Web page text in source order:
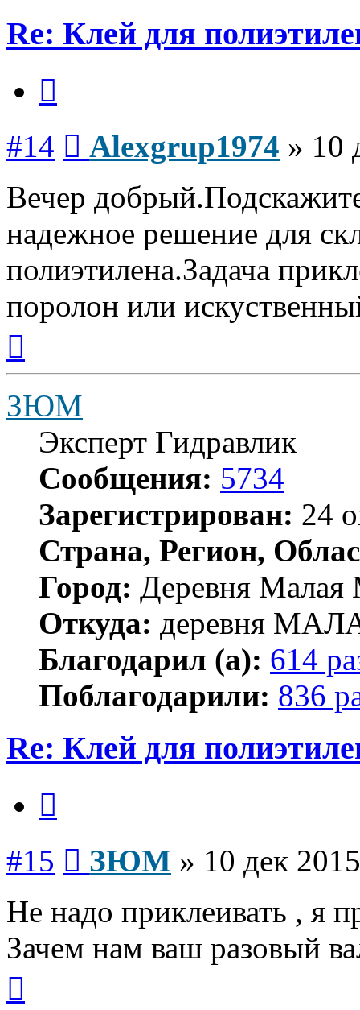
Re: Клей для
#14 Alexgrup1974 » 10
Вечер
надежное решение для
полиэтилена.Задача
поролон или
началу
ЗЮМ
Эксперт Гидравлик
Сообщения: 5734
Зарегистрирован: 24
Страна, Регион,
Город: Деревня Малая
Откуда: деревня
Благодарил (а): 614
Поблагодарили: 836
Re: Клей для
#15 ЗЮМ » 10 дек
Не надо приклеивать , я
Зачем нам ваш разовый
началу